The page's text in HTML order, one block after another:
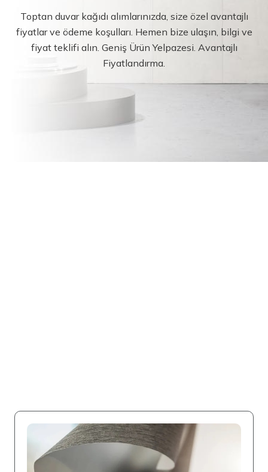
Toptan duvar kağıdı alımlarınızda, size özel avantajlı
fiyatlar ve ödeme koşulları. Hemen bize ulaşın, bilgi ve
fiyat teklifi alın. Geniş Ürün Yelpazesi. Avantajlı
Fiyatlandırma.